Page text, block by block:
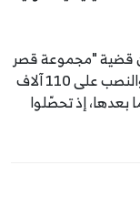
قضية "مجموعة قصر
السلطانة" المتّهم فيها 82 شخصاً بالاحتيال والنصب على 110 آلاف
الفترة يناير 2016- يوليو 2020 وما بعدها، إذ تحصّلوا